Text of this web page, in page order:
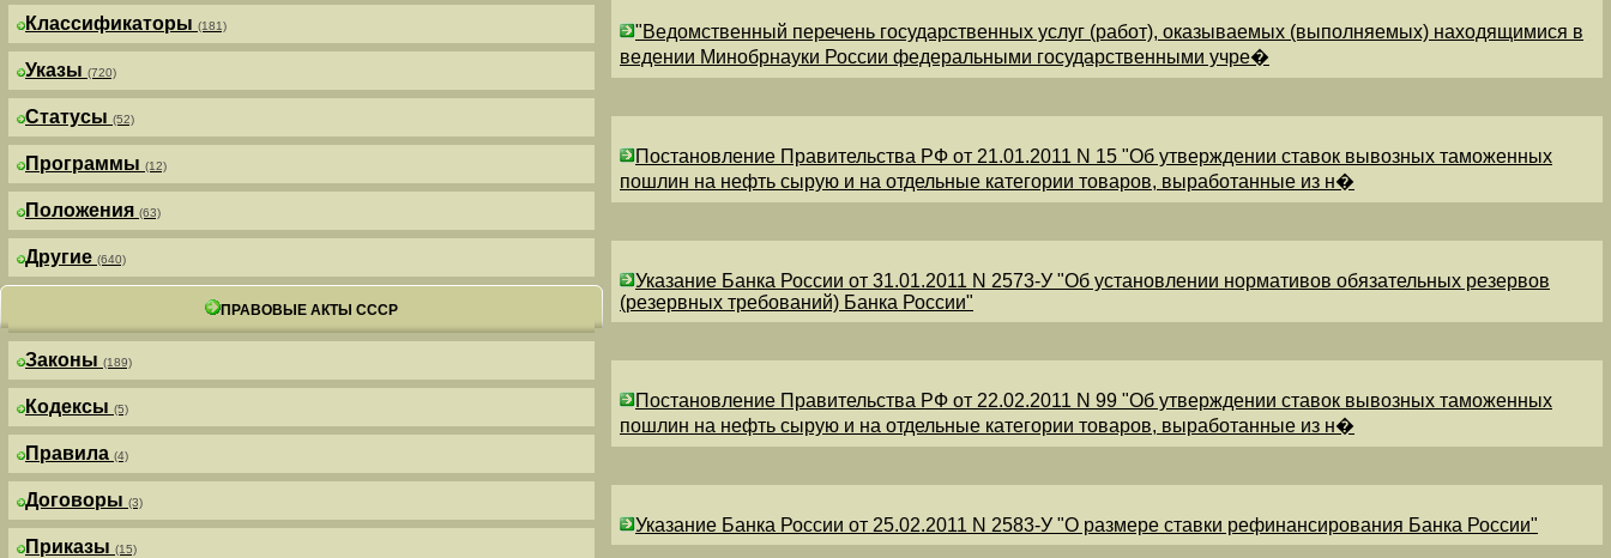
Классификаторы (181)
Указы (720)
Статусы (52)
Программы (12)
Положения (63)
Другие (640)
ПРАВОВЫЕ АКТЫ СССР
Законы (189)
Кодексы (5)
Правила (4)
Договоры (3)
Приказы (15)
"Ведомственный перечень государственных услуг (работ), оказываемых (выполняемых) находящимися в
ведении Минобрнауки России федеральными государственными учре�
Постановление Правительства РФ от 21.01.2011 N 15 "Об утверждении ставок вывозных таможенных
пошлин на нефть сырую и на отдельные категории товаров, выработанные из н�
Указание Банка России от 31.01.2011 N 2573-У "Об установлении нормативов обязательных резервов
(резервных требований) Банка России"
Постановление Правительства РФ от 22.02.2011 N 99 "Об утверждении ставок вывозных таможенных
пошлин на нефть сырую и на отдельные категории товаров, выработанные из н�
Указание Банка России от 25.02.2011 N 2583-У "О размере ставки рефинансирования Банка России"